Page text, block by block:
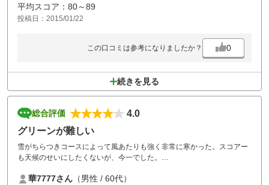
平均スコア：80～89
投稿日：2015/01/22
この口コミは参考になりましたか？ 0
続きを見る
総合評価
4.0
グリーンが難しい
雪がちらつきコースによって風あたりも強く非常に寒かった。スコアー
も天候のせいにしたくないが、今一でした。
ピン手前から攻めないと難しい。
華7777さん （男性 / 60代）